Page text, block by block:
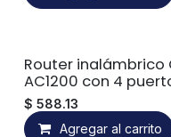
Router
AC1200 con 4
$ 588.13
Agregar al carrito